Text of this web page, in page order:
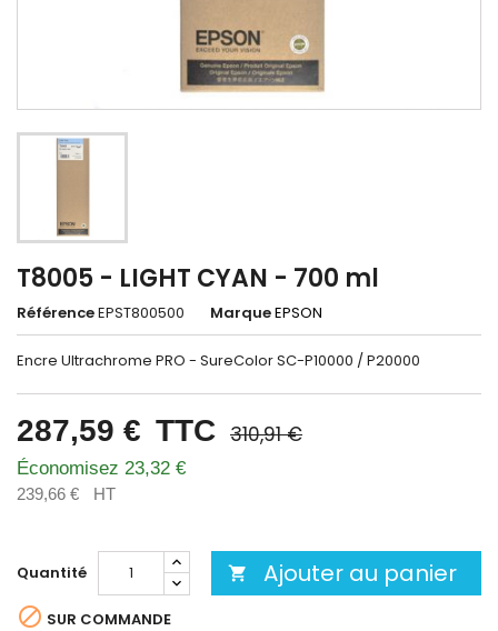
T8005 - LIGHT CYAN - 700 ml
RéférenceEPST800500 MarqueEPSON
Encre Ultrachrome PRO - SureColor SC-P10000 / P20000
287,59 € TTC 310,91 €
Économisez 23,32 €
239,66 € HT
Quantité  Ajouter au panier
 SUR COMMANDE